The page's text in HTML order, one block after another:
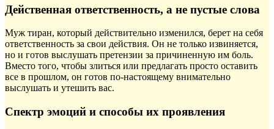
Действенная ответственность, а не пустые слова
Муж тиран, который действительно изменился, берет на себя
ответственность за свои действия. Он не только извиняется,
но и готов выслушать претензии за причиненную им боль.
Вместо того, чтобы злиться или предлагать просто оставить
все в прошлом, он готов по-настоящему внимательно
выслушать и утешить вас.
Спектр эмоций и способы их проявления